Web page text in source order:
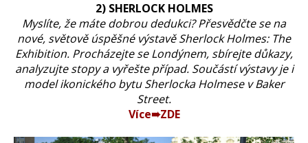
2) SHERLOCK HOLMES
Myslíte, že máte dobrou dedukci? Přesvědčte se na
nové, světově úspěšné výstavě Sherlock Holmes: The
Exhibition. Procházejte se Londýnem, sbírejte důkazy,
analyzujte stopy a vyřešte případ. Součástí výstavy je i
model ikonického bytu Sherlocka Holmese v Baker
Street.
Více➠ZDE